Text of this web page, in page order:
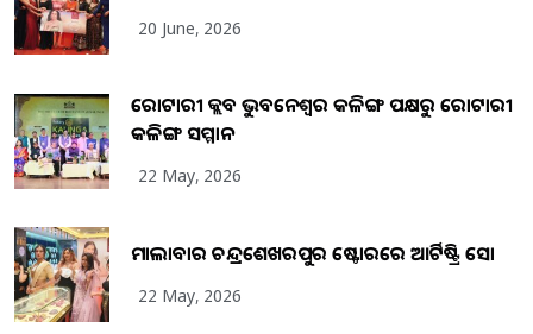
20 June, 2026
ରୋଟାରୀ କ୍ଲବ ଭୁବନେଶ୍ୱର କଳିଙ୍ଗ ପକ୍ଷରୁ ରୋଟାରୀ
କଳିଙ୍ଗ ସମ୍ମାନ
22 May, 2026
ମାଲାବାର ଚନ୍ଦ୍ରଶେଖରପୁର ଷ୍ଟୋରରେ ଆର୍ଟିଷ୍ଟ୍ରି ସୋ
22 May, 2026